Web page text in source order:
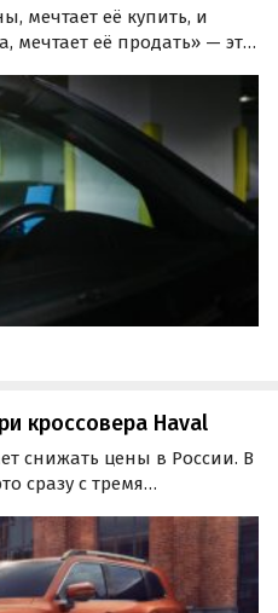
мечтает её купить, и
мечтает её продать» — эта
кроссовера Haval
снижать цены в России. В
сразу с тремя
выяснили
прайс-листов